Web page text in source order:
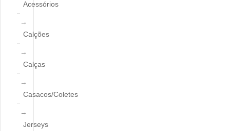
Acessórios
Calções
Calças
Casacos/Coletes
Jerseys